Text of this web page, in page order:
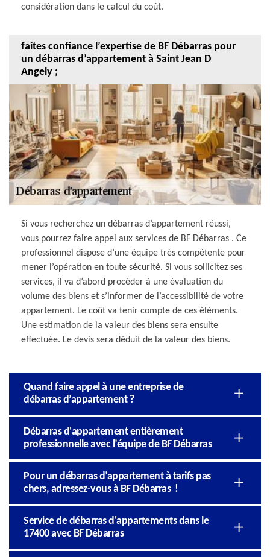
considération dans le calcul du coût.
faites confiance l’expertise de BF Débarras pour
un débarras d’appartement à Saint Jean D
Angely ;
Si vous recherchez un débarras d’appartement réussi,
vous pourrez faire appel aux services de BF Débarras . Ce
professionnel dispose d’une équipe très compétente pour
mener l’opération en toute sécurité. Si vous sollicitez ses
services, il va d’abord procéder à une évaluation du
volume des biens et s’informer de l’accessibilité de votre
appartement. Le coût va tenir compte de ces éléments.
Une estimation de la valeur des biens sera ensuite
effectuée. Le devis sera déduit de la valeur des biens.
Quand faire appel à une entreprise de
débarras d’appartement ?
Débarras d'appartement entièrement
professionnelle avec l’équipe de BF Débarras
Pour un débarras d’appartement à tarifs pas
chers, adressez-vous à BF Débarras !
Service de débarras d'appartements dans le
17400 avec BF Débarras